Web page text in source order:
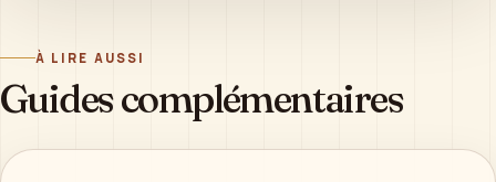
À LIRE AUSSI
Guides complémentaires